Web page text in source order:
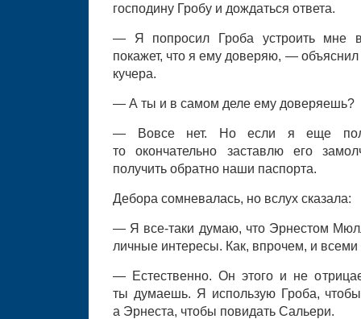
господину Гробу и дождаться ответа.
— Я попросил Гроба устроить мне
покажет, что я ему доверяю, —
кучера.
— А ты и в самом деле ему доверяешь?
— Вовсе нет. Но если я еще
то окончательно заставлю его
получить обратно наши паспорта.
Дебора сомневалась, но вслух сказала:
— Я все-таки думаю, что Эрнестом
личные интересы. Как, впрочем, и
— Естественно. Он этого и не
ты думаешь. Я использую Гроба, чтобы
а Эрнеста, чтобы повидать Сальери.